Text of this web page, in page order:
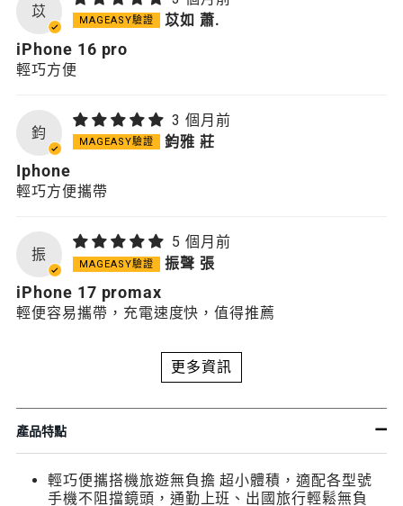
苡
苡如 蕭.
iPhone 16 pro
輕巧方便
鈞
3 個月前
鈞雅 莊
Iphone
輕巧方便攜帶
振
5 個月前
振聲 張
iPhone 17 promax
輕便容易攜帶，充電速度快，值得推薦
更多資訊
產品特點
輕巧便攜搭機旅遊無負擔 超小體積，適配各型號
手機不阻擋鏡頭，通勤上班、出國旅行輕鬆無負